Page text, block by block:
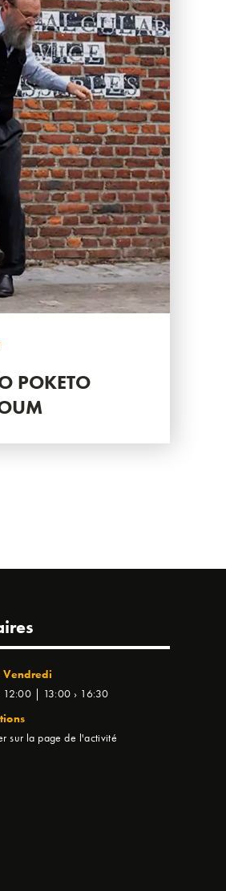
POKETO
Vendredi
12:00 | 13:00 › 16:30
sur la page de l'activité